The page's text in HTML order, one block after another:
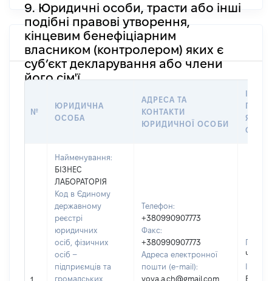
9. Юридичні особи, трасти або інші
подібні правові утворення,
кінцевим бенефіціарним
власником (контролером) яких є
суб’єкт декларування або члени
його сім'ї
№
ЮРИДИЧНА
ОСОБА
АДРЕСА ТА
КОНТАКТИ
ЮРИДИЧНОЇ ОСОБИ
ПРО
ЯКОЇ
Найменування:
БІЗНЕС
ЛАБОРАТОРІЯ
Код в Єдиному
державному
реєстрі
юридичних
осіб, фізичних
осіб –
підприємців та
громадських
Телефон:
+380990907773
Факс:
+380990907773
Адреса електронної
пошти (e-mail):
vova.a.ch@gmail.com